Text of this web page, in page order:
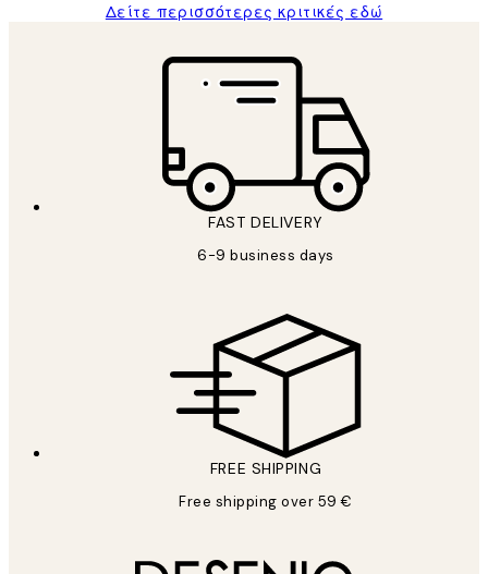
Δείτε περισσότερες κριτικές εδώ
FAST DELIVERY
6-9 business days
FREE SHIPPING
Free shipping over 59 €